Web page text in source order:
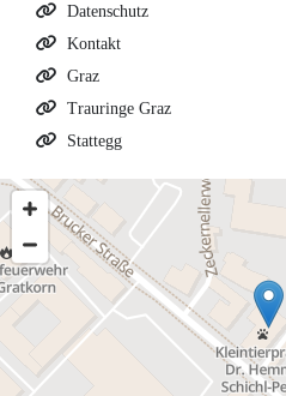
 Datenschutz
 Kontakt
 Graz
 Trauringe Graz
 Stattegg